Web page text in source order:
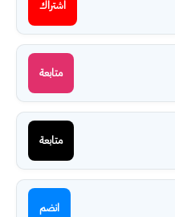
اشتراك
متابعة
متابعة
انضم